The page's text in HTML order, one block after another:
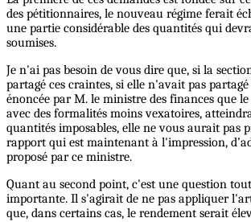
des pétitionnaires, le nouveau régime ferait
une partie considérable des quantités qui
soumises.
Je n'ai pas besoin de vous dire que, si la
partagé ces craintes, si elle n'avait pas
énoncée par M. le ministre des finances que
avec des formalités moins vexatoires,
quantités imposables, elle ne vous aurait pas
rapport qui est maintenant à l'impression,
proposé par ce ministre.
Quant au second point, c'est une question
importante. Il s'agirait de ne pas appliquer
que, dans certains cas, le rendement serait